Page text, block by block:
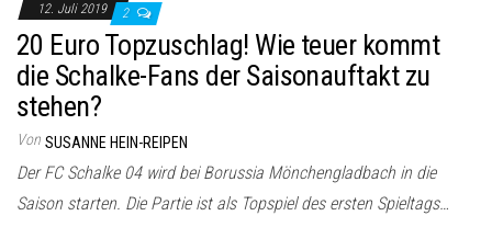
12. Juli 2019 2
20 Euro Topzuschlag! Wie teuer kommt
die Schalke-Fans der Saisonauftakt zu
stehen?
Von SUSANNE HEIN-REIPEN
Der FC Schalke 04 wird bei Borussia Mönchengladbach in die
Saison starten. Die Partie ist als Topspiel des ersten Spieltags…